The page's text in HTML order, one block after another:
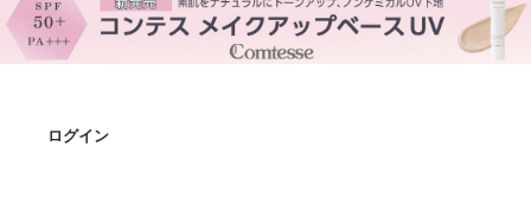
ログイン